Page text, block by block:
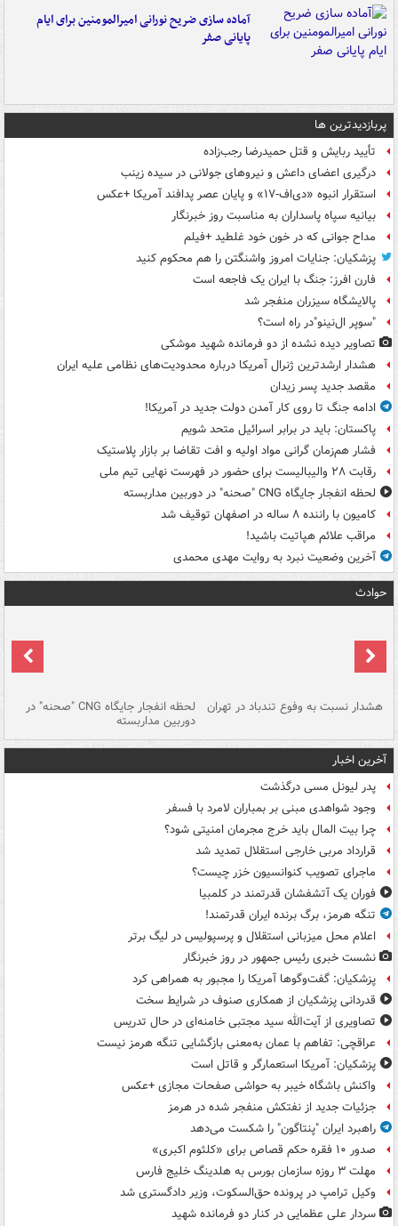
آماده سازی ضریح نورانی امیرالمومنین برای ایام
پایانی صفر
پربازدیدترین ها
تأیید ربایش و قتل حمیدرضا رجب‌زاده
درگیری اعضای داعش و نیروهای جولانی در سیده زینب
استقرار انبوه «دی‌اف‑۱۷» و پایان عصر پدافند آمریکا +عکس
بیانیه سپاه پاسداران به مناسبت روز خبرنگار
مداح جوانی که در خون خود غلطید +فیلم
پزشکیان: جنایات امروز واشنگتن را هم محکوم کنید
فارن افرز: جنگ با ایران یک فاجعه است
پالایشگاه سیزران منفجر شد
"سوپر ال‌نینو"در راه است؟
تصاویر دیده‌ نشده از دو فرمانده شهید موشکی
هشدار ارشدترین ژنرال آمریکا درباره محدودیت‌های نظامی علیه ایران
مقصد جدید پسر زیدان
ادامه جنگ تا روی کار آمدن دولت جدید در آمریکا!
پاکستان: باید در برابر اسرائیل متحد شویم
فشار هم‌زمان گرانی مواد اولیه و افت تقاضا بر بازار پلاستیک
رقابت ۲۸ والیبالیست برای حضور در فهرست نهایی تیم ملی
لحظه انفجار جایگاه CNG "صحنه" در دوربین مداربسته
کامیون با راننده ۸ ساله در اصفهان توقیف شد
مراقب علائم هپاتیت باشید!
آخرین وضعیت نبرد به روایت مهدی محمدی
حوادث
هشدار نسبت به وفوع تندباد در تهران لحظه انفجار جایگاه CNG "صحنه" در
دوربین مداربسته
آخرین اخبار
پدر لیونل مسی درگذشت
وجود شواهدی مبنی بر بمباران لامرد با فسفر
چرا بیت المال باید خرج مجرمان امنیتی شود؟
قرارداد مربی خارجی استقلال تمدید شد
ماجرای تصویب کنوانسیون خزر چیست؟
فوران یک آتشفشان قدرتمند در کلمبیا
تنگه هرمز، برگ برنده ایران قدرتمند!
اعلام محل میزبانی استقلال و پرسپولیس در لیگ برتر
نشست خبری رئیس جمهور در روز خبرنگار
پزشکیان: گفت‌وگوها آمریکا را مجبور به همراهی کرد
قدردانی پزشکیان از همکاری صنوف در شرایط سخت
تصاویری از آیت‌الله سید مجتبی خامنه‌ای در حال تدریس
عراقچی: تفاهم با عمان به‌معنی بازگشایی تنگه هرمز نیست
پزشکیان: آمریکا استعمارگر و قاتل است
واکنش باشگاه خیبر به حواشی صفحات مجازی +عکس
جزئیات جدید از نفتکش منفجر شده در هرمز
راهبرد ایران "پنتاگون" را شکست می‌دهد
صدور ۱۰ فقره حکم قصاص برای «کلثوم اکبری»
مهلت ۳ روزه سازمان بورس به هلدینگ خلیج فارس
وکیل ترامپ در پرونده حق‌السکوت، وزیر دادگستری شد
سردار علی عظمایی در کنار دو فرمانده شهید